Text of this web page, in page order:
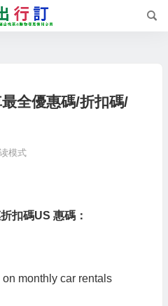
全優惠碼/折扣碼/
模式
扣碼US 惠碼：
monthly car rentals